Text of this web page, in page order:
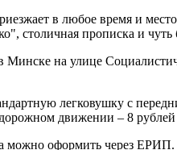
в любое время и
столичная прописка и
на улице
легковушку с
движении – 8 рублей
можно оформить через ЕРИП.